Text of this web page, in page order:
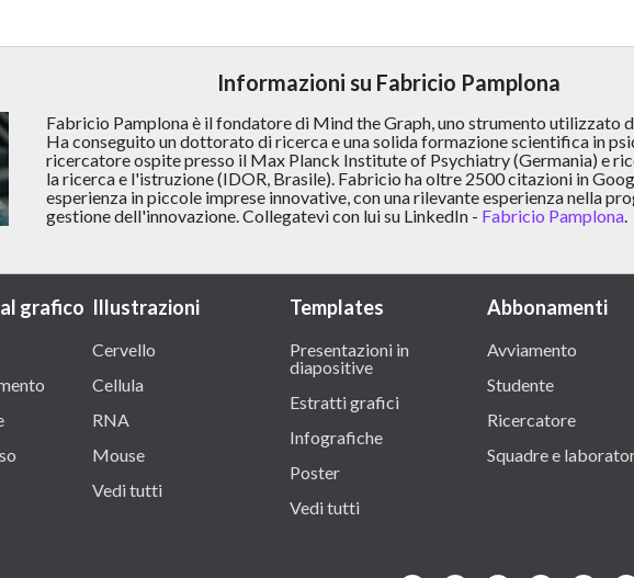
Informazioni su Fabricio Pamplona
Fabricio Pamplona è il fondatore di Mind the Graph, uno strumento utilizzato
Ha conseguito un dottorato di ricerca e una solida formazione scientifica in
ricercatore ospite presso il Max Planck Institute of Psychiatry (Germania) e
la ricerca e l'istruzione (IDOR, Brasile). Fabricio ha oltre 2500 citazioni in
esperienza in piccole imprese innovative, con una rilevante esperienza nella
gestione dell'innovazione. Collegatevi con lui su LinkedIn - Fabricio Pamplona.
grafico Illustrazioni
Cervello
Cellula
RNA
Mouse
Vedi tutti
Templates
Presentazioni in
diapositive
Estratti grafici
Infografiche
Poster
Vedi tutti
Abbonamenti
Avviamento
Studente
Ricercatore
Squadre e